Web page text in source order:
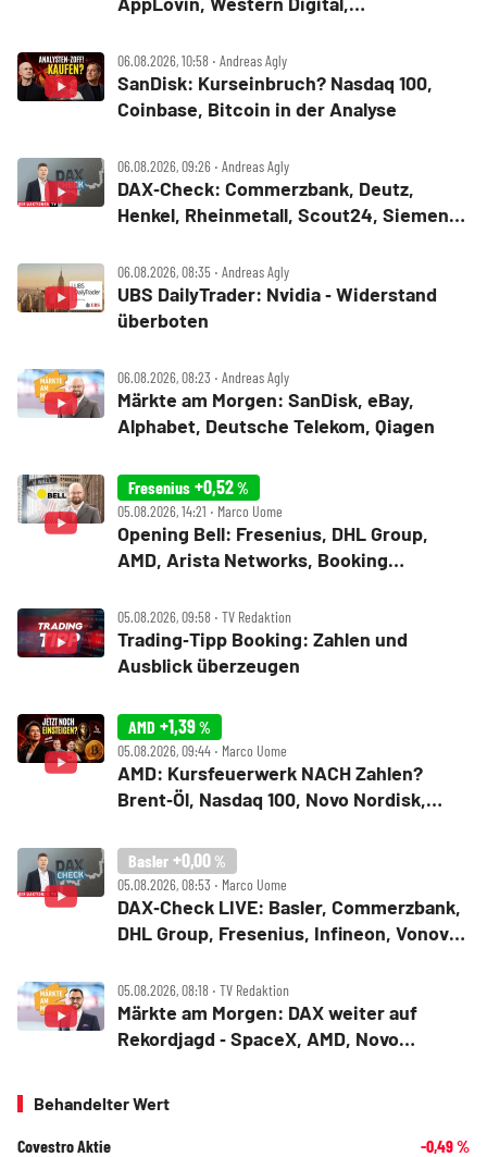
06.08.2026, 10:58 ‧ Andreas Agly
SanDisk: Kurseinbruch? Nasdaq 100,
Coinbase, Bitcoin in der Analyse
06.08.2026, 09:26 ‧ Andreas Agly
DAX‑Check: Commerzbank, Deutz,
Henkel, Rheinmetall, Scout24, Siemens,
06.08.2026, 08:35 ‧ Andreas Agly
UBS DailyTrader: Nvidia ‑ Widerstand
überboten
06.08.2026, 08:23 ‧ Andreas Agly
Märkte am Morgen: SanDisk, eBay,
Alphabet, Deutsche Telekom, Qiagen
Fresenius +0,52%
05.08.2026, 14:21 ‧ Marco Uome
Opening Bell: Fresenius, DHL Group,
AMD, Arista Networks, Booking
05.08.2026, 09:58 ‧ TV Redaktion
Trading‑Tipp Booking: Zahlen und
Ausblick überzeugen
AMD +1,39%
05.08.2026, 09:44 ‧ Marco Uome
AMD: Kursfeuerwerk NACH Zahlen?
Brent‑Öl, Nasdaq 100, Novo Nordisk,
Basler +0,00 %
05.08.2026, 08:53 ‧ Marco Uome
DAX‑Check LIVE: Basler, Commerzbank,
DHL Group, Fresenius, Infineon, Vonovia
05.08.2026, 08:18 ‧ TV Redaktion
Märkte am Morgen: DAX weiter auf
Rekordjagd ‑ SpaceX, AMD, Novo
Behandelter Wert
Covestro Aktie -0,49%